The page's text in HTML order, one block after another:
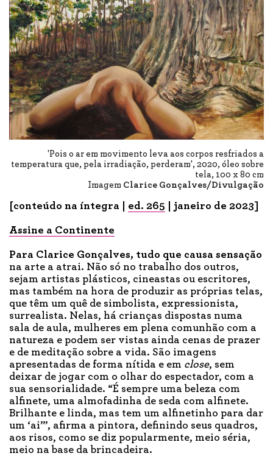
'Pois o ar em movimento leva aos corpos resfriados a
temperatura que, pela irradiação, perderam', 2020, óleo sobre
tela, 100 x 80 cm
Imagem Clarice Gonçalves/Divulgação
[conteúdo na íntegra | ed. 265 | janeiro de 2023]
Assine a Continente
Para Clarice Gonçalves, tudo que causa sensação
na arte a atrai. Não só no trabalho dos outros,
sejam artistas plásticos, cineastas ou escritores,
mas também na hora de produzir as próprias telas,
que têm um quê de simbolista, expressionista,
surrealista. Nelas, há crianças dispostas numa
sala de aula, mulheres em plena comunhão com a
natureza e podem ser vistas ainda cenas de prazer
e de meditação sobre a vida. São imagens
apresentadas de forma nítida e em close, sem
deixar de jogar com o olhar do espectador, com a
sua sensorialidade. “É sempre uma beleza com
alfinete, uma almofadinha de seda com alfinete.
Brilhante e linda, mas tem um alfinetinho para dar
um ‘ai’”, afirma a pintora, definindo seus quadros,
aos risos, como se diz popularmente, meio séria,
meio na base da brincadeira.